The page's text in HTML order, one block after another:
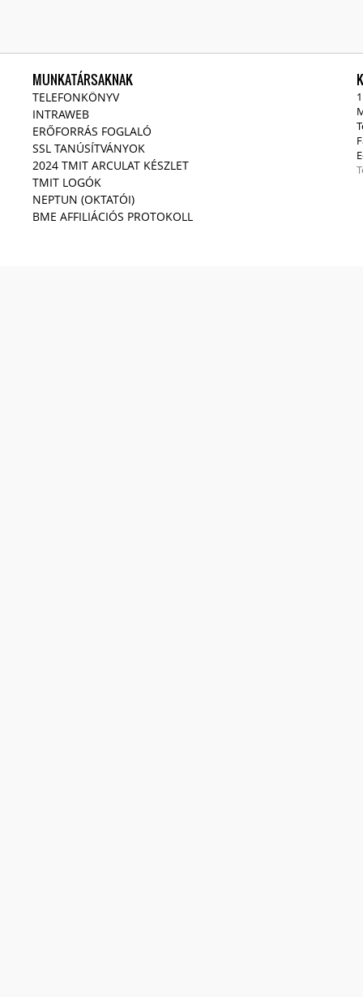
MUNKATÁRSAKNAK
TELEFONKÖNYV
INTRAWEB
ERŐFORRÁS FOGLALÓ
SSL TANÚSÍTVÁNYOK
2024 TMIT ARCULAT KÉSZLET
TMIT LOGÓK
NEPTUN (OKTATÓI)
BME AFFILIÁCIÓS PROTOKOLL